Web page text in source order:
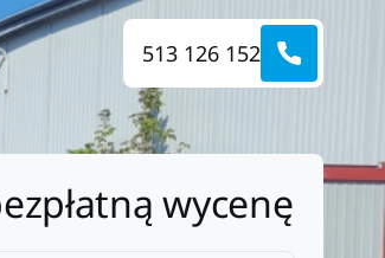
513 126 152
wycenę